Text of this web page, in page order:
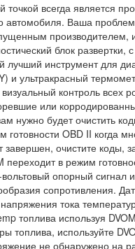
всегда является
автомобиля. Ваша
производителем,
блок
лучший инструмент для
и ультракрасный
контроль всех
или
нужно будет очистить
готовности OBD II когда
завершен, очистите
переходит в режим
опорный сигнал
сопротивления.
тока
топлива используя
топлива, используйте
не обнаружено на